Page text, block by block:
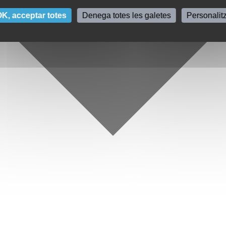
acceptar totes Denega totes les galetes